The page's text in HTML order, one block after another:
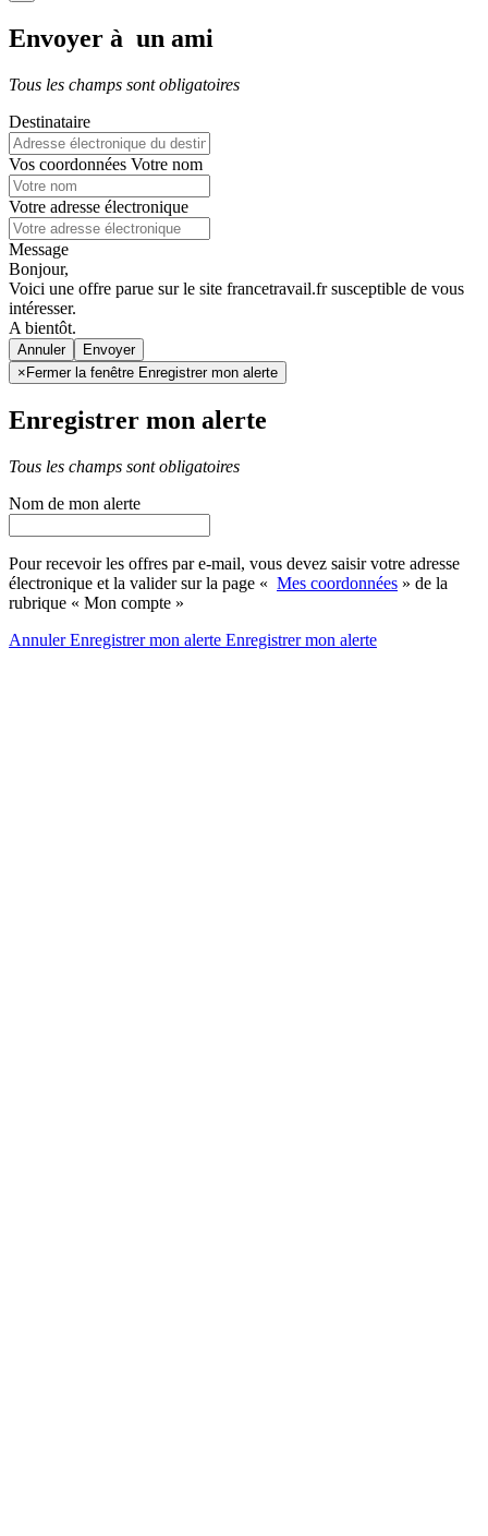
Envoyer à un ami
Tous les champs sont obligatoires
Destinataire
Vos coordonnées Votre nom
Votre adresse électronique
Message
Bonjour,
Voici une offre parue sur le site francetravail.fr susceptible de vous
intéresser.
A bientôt.
Annuler
× Fermer la fenêtre Enregistrer mon alerte
Enregistrer mon alerte
Tous les champs sont obligatoires
Nom de mon alerte
Pour recevoir les offres par e-mail, vous devez saisir votre adresse
électronique et la valider sur la page « Mes coordonnées » de la
rubrique « Mon compte »
AnnulerEnregistrer mon alerte Enregistrermon alerte